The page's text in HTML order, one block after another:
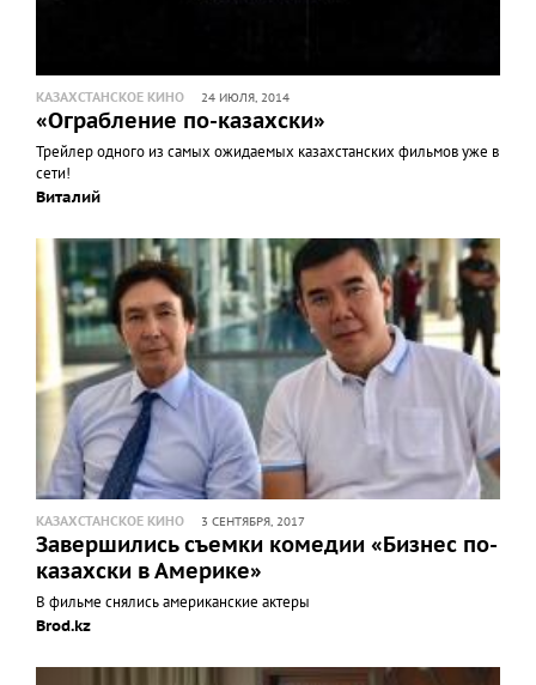
КАЗАХСТАНСКОЕ КИНО 24 ИЮЛЯ, 2014
«Ограбление по-казахски»
Трейлер одного из самых ожидаемых казахстанских фильмов уже в
сети!
Виталий
КАЗАХСТАНСКОЕ КИНО 3 СЕНТЯБРЯ, 2017
Завершились съемки комедии «Бизнес по-
казахски в Америке»
В фильме снялись американские актеры
Brod.kz